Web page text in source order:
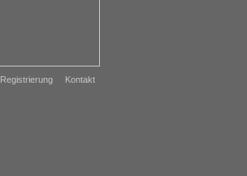
Registrierung Kontakt